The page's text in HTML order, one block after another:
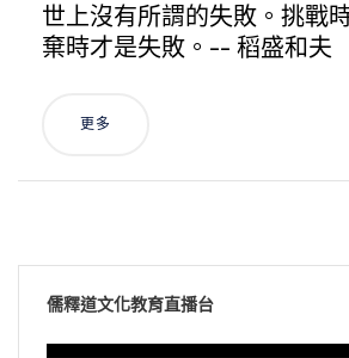
世上沒有所謂的失敗。挑戰
棄時才是失敗。-- 稻盛和夫
更多
儒釋道文化教育直播台